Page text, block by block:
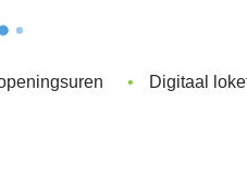
Digitaal